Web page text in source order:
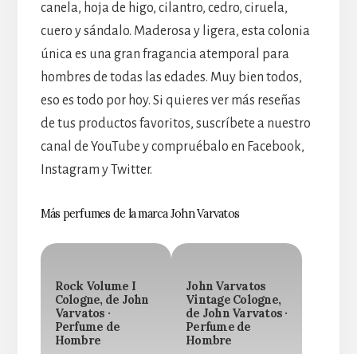
canela, hoja de higo, cilantro, cedro, ciruela,
cuero y sándalo. Maderosa y ligera, esta colonia
única es una gran fragancia atemporal para
hombres de todas las edades. Muy bien todos,
eso es todo por hoy. Si quieres ver más reseñas
de tus productos favoritos, suscríbete a nuestro
canal de YouTube y compruébalo en Facebook,
Instagram y Twitter.
Más perfumes de la marca John Varvatos
Rock Volume I
Cologne, de John
Varvatos ·
Perfume de
Hombre
John Varvatos
Vintage Cologne,
de John Varvatos ·
Perfume de
Hombre